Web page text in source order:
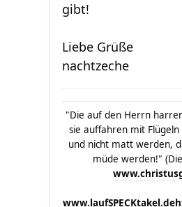
gibt!
Liebe Grüße
nachtzeche
"Die auf den Herrn
sie auffahren mit
und nicht matt werden,
müde werden!"
www.laufSPECKtakel.de